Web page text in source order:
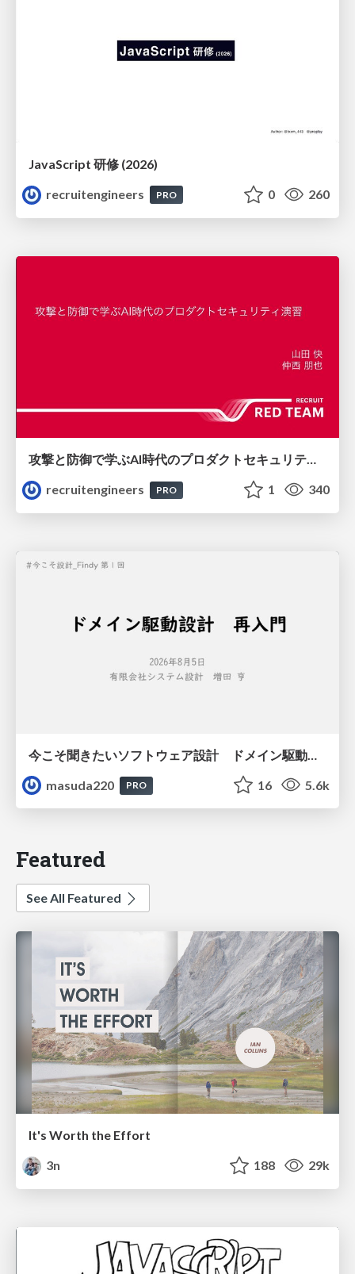
JavaScript 研修 (2026)
recruitengineers
PRO 0 260
攻撃と防御で学ぶAI時代のプロダクトセキュリティ演習
recruitengineers
PRO 1 340
masuda220
PRO 16 5.6k
Featured
See All Featured
It's Worth the Effort
3n
188 29k